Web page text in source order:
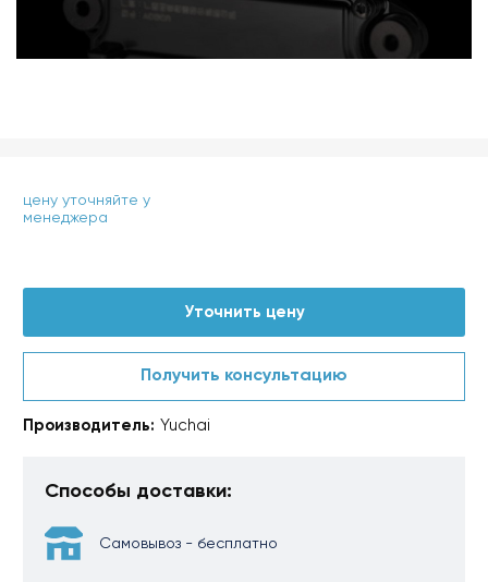
цену уточняйте у
менеджера
Уточнить цену
Получить консультацию
Производитель: Yuchai
Способы доставки:
Самовывоз - бесплатно